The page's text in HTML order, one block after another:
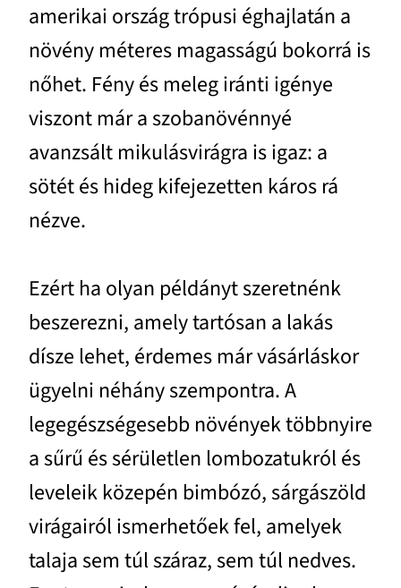
amerikai ország trópusi éghajlatán a
növény méteres magasságú bokorrá is
nőhet. Fény és meleg iránti igénye
viszont már a szobanövénnyé
avanzsált mikulásvirágra is igaz: a
sötét és hideg kifejezetten káros rá
nézve.
Ezért ha olyan példányt szeretnénk
beszerezni, amely tartósan a lakás
dísze lehet, érdemes már vásárláskor
ügyelni néhány szempontra. A
legegészségesebb növények többnyire
a sűrű és sérületlen lombozatukról és
leveleik közepén bimbózó, sárgászöld
virágairól ismerhetőek fel, amelyek
talaja sem túl száraz, sem túl nedves.